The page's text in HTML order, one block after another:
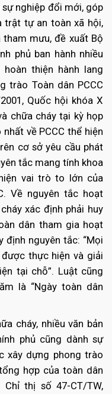
sự nghiệp đổi mới, góp
trật tự an toàn xã hội,
tham mưu, đề xuất Bộ
phủ ban hành nhiều
thiện hành lang
trào Toàn dân PCCC
Quốc hội khóa X
chữa cháy tại kỳ họp
về PCCC thể hiện
cơ sở yêu cầu phát
tắc mang tính khoa
vai trò to lớn của
Về nguyên tắc hoạt
xác định phải huy
dân tham gia hoạt
định nguyên tắc: “Mọi
thực hiện và giải
tại chỗ”. Luật cũng
là “Ngày toàn dân
cháy, nhiều văn bản
phủ cũng dành sự
xây dựng phong trào
hợp của toàn dân
Chỉ thị số 47-CT/TW,